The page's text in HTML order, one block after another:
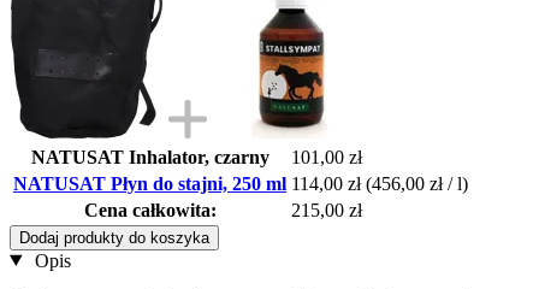
NATUSAT Inhalator, czarny
101,00 zł
NATUSAT Płyn do stajni, 250 ml 114,00 zł (456,00 zł / l)
Cena całkowita:
215,00 zł
Dodaj produkty do koszyka
Opis